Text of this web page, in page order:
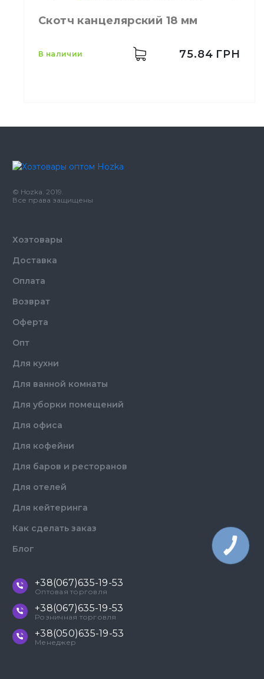
Цвет
Прозрачный
Количество в упаковке
6,шт.
Скотч канцелярский 18 мм
Размер
Назначение
в наличии 75.84 ГРН
© Hozka. 2019.
Все права защищены
Хозтовары
Доставка
Оплата
Возврат
Оферта
Опт
Для кухни
Для ванной комнаты
Для уборки помещений
Для офиса
Для кофейни
Для баров и ресторанов
Для отелей
Для кейтеринга
Как сделать заказ
Блог
+38(067)635-19-53
Оптовая торговля
+38(067)635-19-53
Розничная торговля
+38(050)635-19-53
Менеджер
КНОПКА
ЗВ'ЯЗКУ